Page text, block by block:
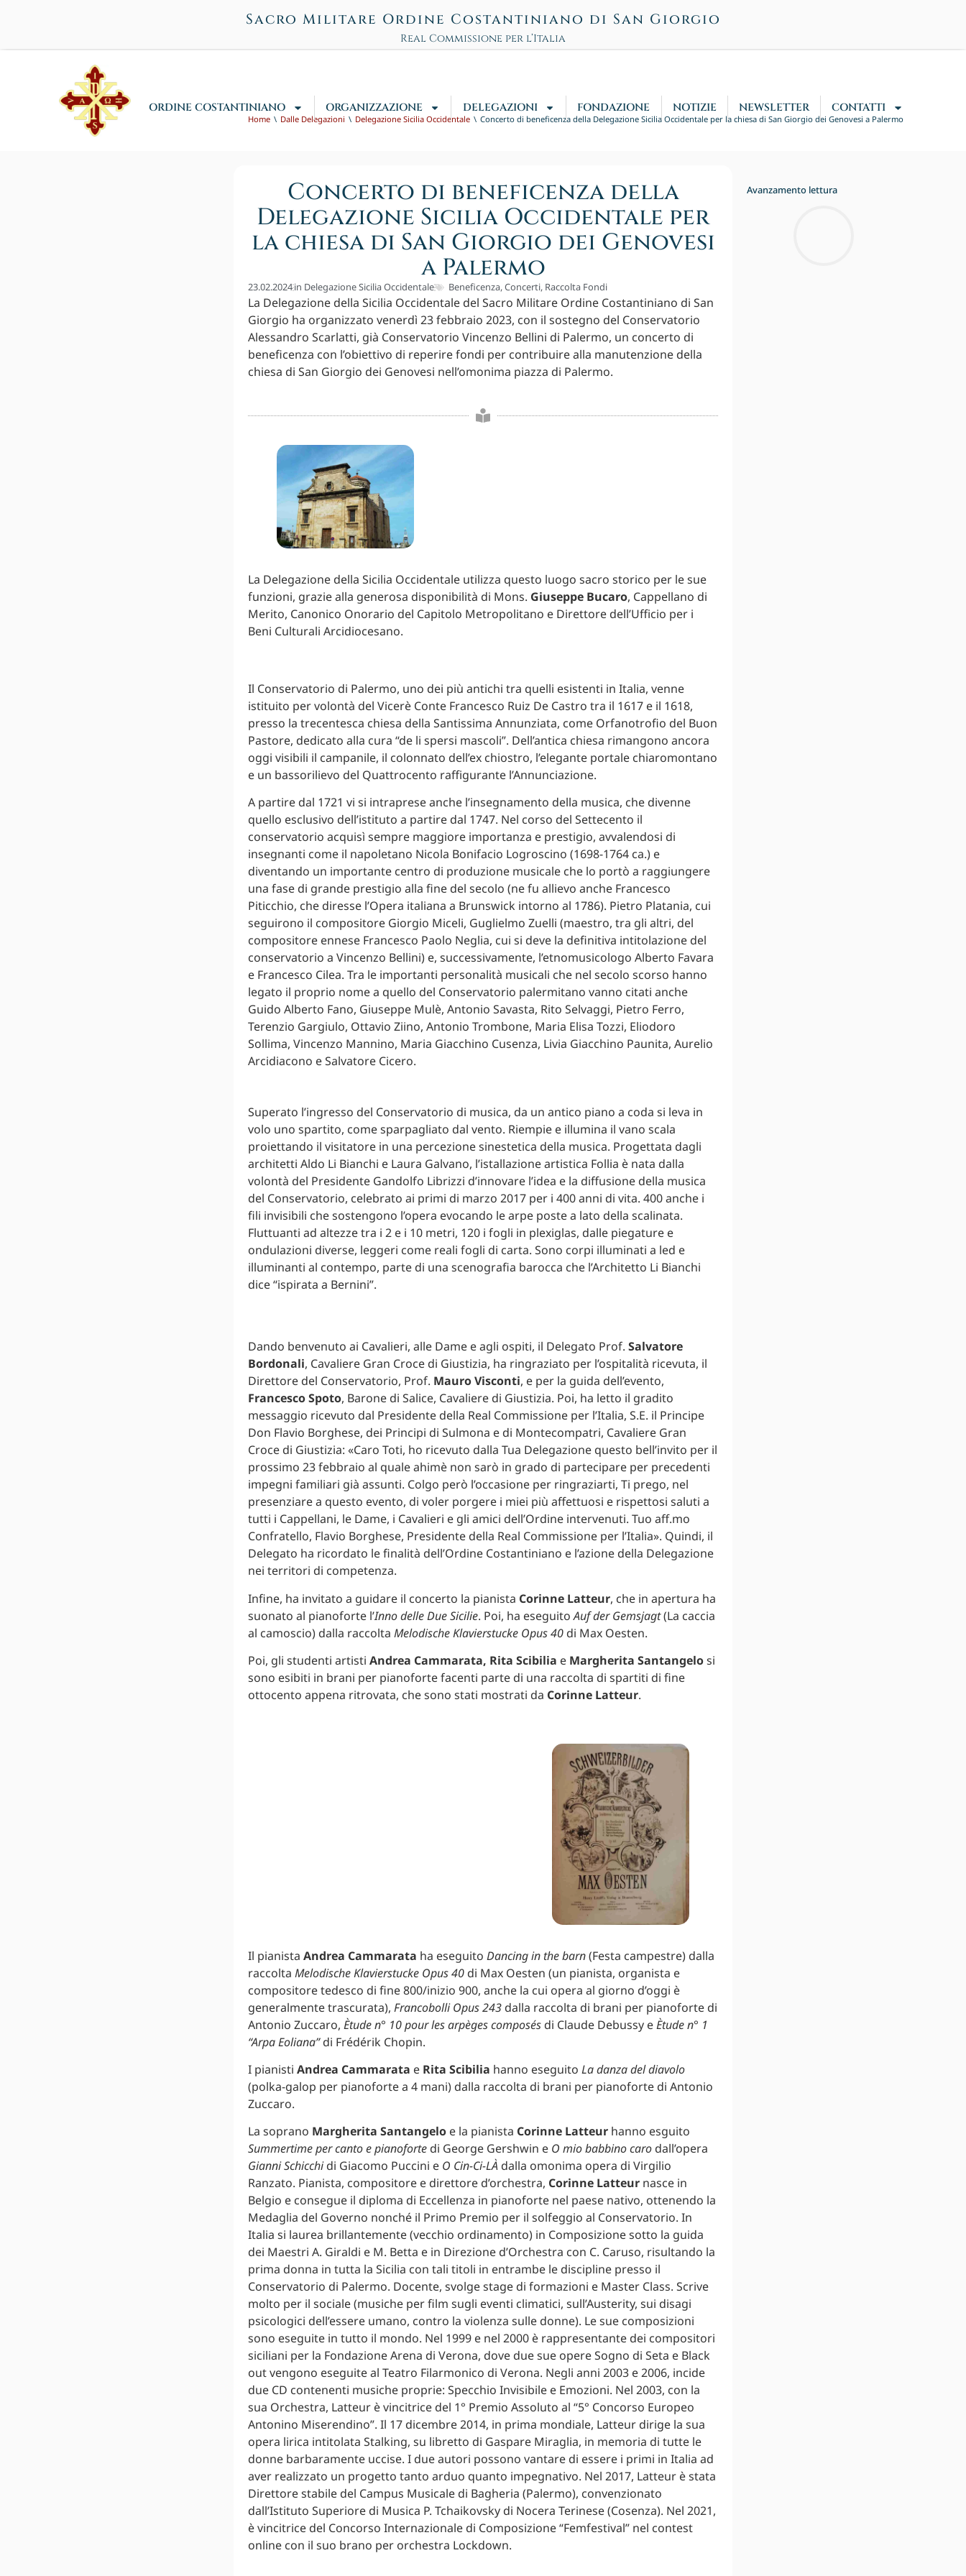
Sacro Militare Ordine Costantiniano di San Giorgio
Real Commissione per l’Italia
ORDINE COSTANTINIANO ORGANIZZAZIONE DELEGAZIONI FONDAZIONE NOTIZIE NEWSLETTER CONTATTI
Home Dalle Delegazioni Delegazione Sicilia Occidentale Concerto di beneficenza della Delegazione Sicilia Occidentale per la chiesa di San Giorgio dei Genovesi a Palermo
Concerto di beneficenza della
Delegazione Sicilia Occidentale per
la chiesa di San Giorgio dei Genovesi
a Palermo
23.02.2024in Delegazione Sicilia Occidentale Beneficenza,Concerti, Raccolta Fondi
La Delegazione della Sicilia Occidentale del Sacro Militare Ordine Costantiniano di San
Giorgio ha organizzato venerdì 23 febbraio 2023, con il sostegno del Conservatorio
Alessandro Scarlatti, già Conservatorio Vincenzo Bellini di Palermo, un concerto di
beneficenza con l’obiettivo di reperire fondi per contribuire alla manutenzione della
chiesa di San Giorgio dei Genovesi nell’omonima piazza di Palermo.
La Delegazione della Sicilia Occidentale utilizza questo luogo sacro storico per le sue
funzioni, grazie alla generosa disponibilità di Mons. Giuseppe Bucaro, Cappellano di
Merito, Canonico Onorario del Capitolo Metropolitano e Direttore dell’Ufficio per i
Beni Culturali Arcidiocesano.
Il Conservatorio di Palermo, uno dei più antichi tra quelli esistenti in Italia, venne
istituito per volontà del Vicerè Conte Francesco Ruiz De Castro tra il 1617 e il 1618,
presso la trecentesca chiesa della Santissima Annunziata, come Orfanotrofio del Buon
Pastore, dedicato alla cura “de li spersi mascoli”. Dell’antica chiesa rimangono ancora
oggi visibili il campanile, il colonnato dell’ex chiostro, l’elegante portale chiaromontano
e un bassorilievo del Quattrocento raffigurante l’Annunciazione.
A partire dal 1721 vi si intraprese anche l’insegnamento della musica, che divenne
quello esclusivo dell’istituto a partire dal 1747. Nel corso del Settecento il
conservatorio acquisì sempre maggiore importanza e prestigio, avvalendosi di
insegnanti come il napoletano Nicola Bonifacio Logroscino (1698-1764 ca.) e
diventando un importante centro di produzione musicale che lo portò a raggiungere
una fase di grande prestigio alla fine del secolo (ne fu allievo anche Francesco
Piticchio, che diresse l’Opera italiana a Brunswick intorno al 1786). Pietro Platania, cui
seguirono il compositore Giorgio Miceli, Guglielmo Zuelli (maestro, tra gli altri, del
compositore ennese Francesco Paolo Neglia, cui si deve la definitiva intitolazione del
conservatorio a Vincenzo Bellini) e, successivamente, l’etnomusicologo Alberto Favara
e Francesco Cilea. Tra le importanti personalità musicali che nel secolo scorso hanno
legato il proprio nome a quello del Conservatorio palermitano vanno citati anche
Guido Alberto Fano, Giuseppe Mulè, Antonio Savasta, Rito Selvaggi, Pietro Ferro,
Terenzio Gargiulo, Ottavio Ziino, Antonio Trombone, Maria Elisa Tozzi, Eliodoro
Sollima, Vincenzo Mannino, Maria Giacchino Cusenza, Livia Giacchino Paunita, Aurelio
Arcidiacono e Salvatore Cicero.
Superato l’ingresso del Conservatorio di musica, da un antico piano a coda si leva in
volo uno spartito, come sparpagliato dal vento. Riempie e illumina il vano scala
proiettando il visitatore in una percezione sinestetica della musica. Progettata dagli
architetti Aldo Li Bianchi e Laura Galvano, l’istallazione artistica Follia è nata dalla
volontà del Presidente Gandolfo Librizzi d’innovare l’idea e la diffusione della musica
del Conservatorio, celebrato ai primi di marzo 2017 per i 400 anni di vita. 400 anche i
fili invisibili che sostengono l’opera evocando le arpe poste a lato della scalinata.
Fluttuanti ad altezze tra i 2 e i 10 metri, 120 i fogli in plexiglas, dalle piegature e
ondulazioni diverse, leggeri come reali fogli di carta. Sono corpi illuminati a led e
illuminanti al contempo, parte di una scenografia barocca che l’Architetto Li Bianchi
dice “ispirata a Bernini”.
Dando benvenuto ai Cavalieri, alle Dame e agli ospiti, il Delegato Prof. Salvatore
Bordonali, Cavaliere Gran Croce di Giustizia, ha ringraziato per l’ospitalità ricevuta, il
Direttore del Conservatorio, Prof. Mauro Visconti, e per la guida dell’evento,
Francesco Spoto, Barone di Salice, Cavaliere di Giustizia. Poi, ha letto il gradito
messaggio ricevuto dal Presidente della Real Commissione per l’Italia, S.E. il Principe
Don Flavio Borghese, dei Principi di Sulmona e di Montecompatri, Cavaliere Gran
Croce di Giustizia: «Caro Toti, ho ricevuto dalla Tua Delegazione questo bell’invito per il
prossimo 23 febbraio al quale ahimè non sarò in grado di partecipare per precedenti
impegni familiari già assunti. Colgo però l’occasione per ringraziarti, Ti prego, nel
presenziare a questo evento, di voler porgere i miei più affettuosi e rispettosi saluti a
tutti i Cappellani, le Dame, i Cavalieri e gli amici dell’Ordine intervenuti. Tuo aff.mo
Confratello, Flavio Borghese, Presidente della Real Commissione per l’Italia». Quindi, il
Delegato ha ricordato le finalità dell’Ordine Costantiniano e l’azione della Delegazione
nei territori di competenza.
Infine, ha invitato a guidare il concerto la pianista Corinne Latteur, che in apertura ha
suonato al pianoforte l’Inno delle Due Sicilie. Poi, ha eseguitoAuf der Gemsjagt(La caccia
al camoscio) dalla raccolta Melodische Klavierstucke Opus 40di Max Oesten.
Poi, gli studenti artisti Andrea Cammarata, Rita Scibilia e Margherita Santangelosi
sono esibiti in brani per pianoforte facenti parte di una raccolta di spartiti di fine
ottocento appena ritrovata, che sono stati mostrati da Corinne Latteur.
Il pianista Andrea Cammarata ha eseguito Dancing in the barn(Festa campestre) dalla
raccolta Melodische Klavierstucke Opus 40di Max Oesten (un pianista, organista e
compositore tedesco di fine 800/inizio 900, anche la cui opera al giorno d’oggi è
generalmente trascurata), Francobolli Opus 243dalla raccolta di brani per pianoforte di
Antonio Zuccaro, Ètude n° 10 pour les arpèges composésdi Claude Debussy eÈtude n° 1
“Arpa Eoliana”di Frédérik Chopin.
I pianisti Andrea Cammarata e Rita Scibilia hanno eseguito La danza del diavolo
(polka-galop per pianoforte a 4 mani) dalla raccolta di brani per pianoforte di Antonio
Zuccaro.
La soprano Margherita Santangeloe la pianista Corinne Latteurhanno esguito
Summertime per canto e pianofortedi George Gershwin e O mio babbino carodall’opera
Gianni Schicchidi Giacomo Puccini e O Cin-Ci-LÀdalla omonima opera di Virgilio
Ranzato. Pianista, compositore e direttore d’orchestra, Corinne Latteurnasce in
Belgio e consegue il diploma di Eccellenza in pianoforte nel paese nativo, ottenendo la
Medaglia del Governo nonché il Primo Premio per il solfeggio al Conservatorio. In
Italia si laurea brillantemente (vecchio ordinamento) in Composizione sotto la guida
dei Maestri A. Giraldi e M. Betta e in Direzione d’Orchestra con C. Caruso, risultando la
prima donna in tutta la Sicilia con tali titoli in entrambe le discipline presso il
Conservatorio di Palermo. Docente, svolge stage di formazioni e Master Class. Scrive
molto per il sociale (musiche per film sugli eventi climatici, sull’Austerity, sui disagi
psicologici dell’essere umano, contro la violenza sulle donne). Le sue composizioni
sono eseguite in tutto il mondo. Nel 1999 e nel 2000 è rappresentante dei compositori
siciliani per la Fondazione Arena di Verona, dove due sue opere Sogno di Seta e Black
out vengono eseguite al Teatro Filarmonico di Verona. Negli anni 2003 e 2006, incide
due CD contenenti musiche proprie: Specchio Invisibile e Emozioni. Nel 2003, con la
sua Orchestra, Latteur è vincitrice del 1° Premio Assoluto al “5° Concorso Europeo
Antonino Miserendino”. Il 17 dicembre 2014, in prima mondiale, Latteur dirige la sua
opera lirica intitolata Stalking, su libretto di Gaspare Miraglia, in memoria di tutte le
donne barbaramente uccise. I due autori possono vantare di essere i primi in Italia ad
aver realizzato un progetto tanto arduo quanto impegnativo. Nel 2017, Latteur è stata
Direttore stabile del Campus Musicale di Bagheria (Palermo), convenzionato
dall’Istituto Superiore di Musica P. Tchaikovsky di Nocera Terinese (Cosenza). Nel 2021,
è vincitrice del Concorso Internazionale di Composizione “Femfestival” nel contest
online con il suo brano per orchestra Lockdown.
Avanzamento lettura